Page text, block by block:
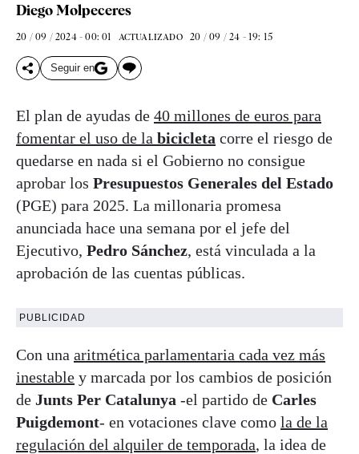
Diego Molpeceres
20 / 09 / 2024 - 00: 01 ACTUALIZADO 20 / 09 / 24 - 19: 15
Seguir en
El plan de ayudas de 40 millones de euros para
fomentar el uso de la bicicleta corre el riesgo de
quedarse en nada si el Gobierno no consigue
aprobar los Presupuestos Generales del Estado
(PGE) para 2025. La millonaria promesa
anunciada hace una semana por el jefe del
Ejecutivo, Pedro Sánchez, está vinculada a la
aprobación de las cuentas públicas.
PUBLICIDAD
Con una aritmética parlamentaria cada vez más
inestable y marcada por los cambios de posición
de Junts Per Catalunya -el partido de Carles
Puigdemont- en votaciones clave como la de la
regulación del alquiler de temporada, la idea de